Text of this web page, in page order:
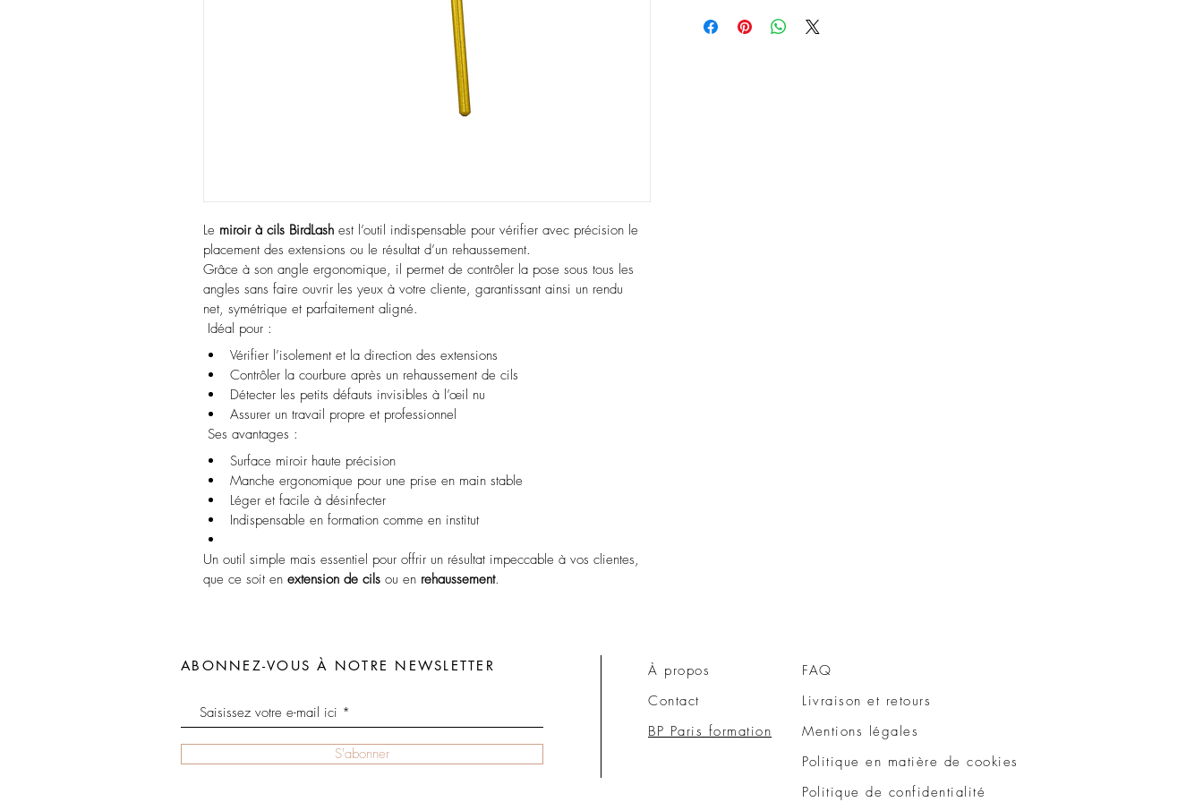
Le miroir à cils BirdLash est l’outil indispensable pour vérifier avec précision le
placement des extensions ou le résultat d’un rehaussement.
Grâce à son angle ergonomique, il permet de contrôler la pose sous tous les
angles sans faire ouvrir les yeux à votre cliente, garantissant ainsi un rendu
net, symétrique et parfaitement aligné.
Idéal pour :
Vérifier l’isolement et la direction des extensions
Contrôler la courbure après un rehaussement de cils
Détecter les petits défauts invisibles à l’œil nu
Assurer un travail propre et professionnel
Ses avantages :
Surface miroir haute précision
Manche ergonomique pour une prise en main stable
Léger et facile à désinfecter
Indispensable en formation comme en institut
Un outil simple mais essentiel pour offrir un résultat impeccable à vos clientes,
que ce soit en extension de cils ou en rehaussement.
ABONNEZ-VOUS À NOTRE NEWSLETTER
S'abonner
À propos
Contact
BP Paris formation
FAQ
Livraison et retours
Mentions légales
Politique en matière de cookies
Politique de confidentialité